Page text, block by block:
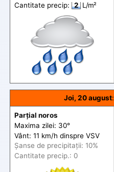
Cantitate precip:
2 L/m²
Joi, 20 august:
Parțial noros
Maxima zilei: 30°
Vânt: 11 km/h dinspre VSV
Șanse de precipitații: 10%
Cantitate precip.: 0